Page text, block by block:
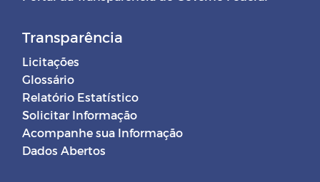
Transparência
Licitações
Glossário
Relatório Estatístico
Solicitar Informação
Acompanhe sua Informação
Dados Abertos